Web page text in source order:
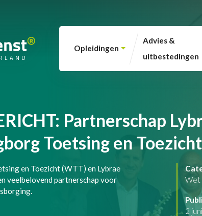
Opleidingen
Advies &
uitbestedingen
Partnerschap
Toetsing en Toezicht
en Toezicht (WTT) en Lybrae
veelbelovend partnerschap voor
Wet
2